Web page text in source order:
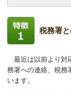
税務署
最近は以前より対
務署への連絡、税務
います。